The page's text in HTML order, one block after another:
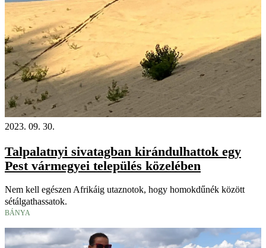
2023. 09. 30.
Talpalatnyi sivatagban kirándulhattok egy
Pest vármegyei település közelében
Nem kell egészen Afrikáig utaznotok, hogy homokdűnék között
sétálgathassatok.
BÁNYA